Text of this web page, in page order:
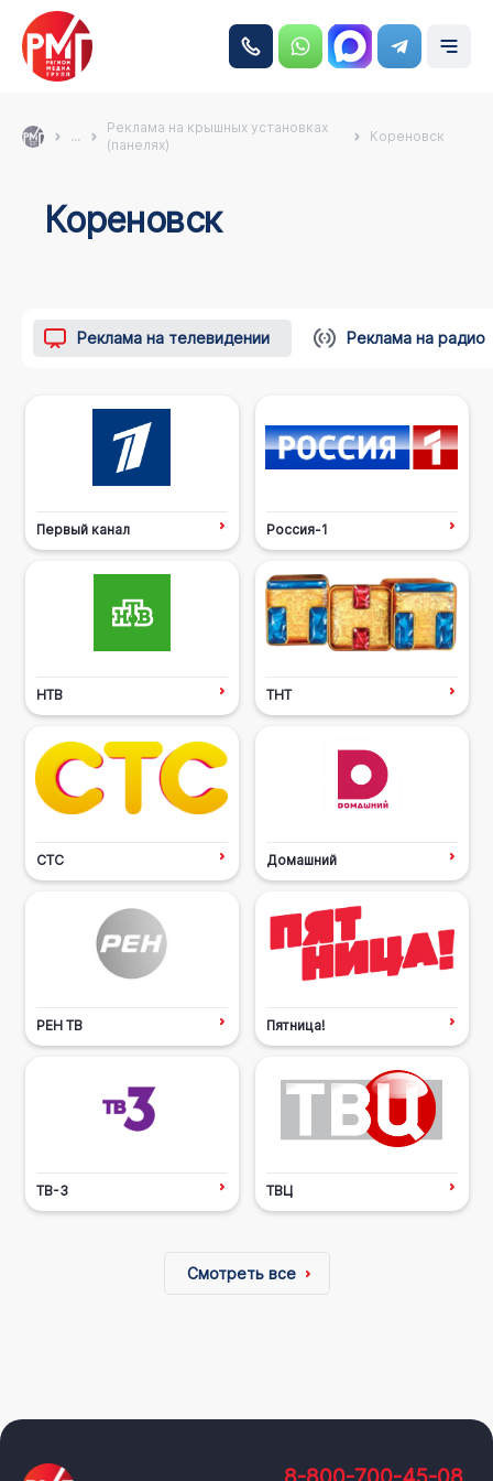
...
Реклама на крышных установках
(панелях)
Кореновск
Кореновск
Реклама на телевидении Реклама на радио
Первый канал Россия-1
НТВ ТНТ
СТС Домашний
РЕН ТВ Пятница!
ТВ-3 ТВЦ
Смотреть все